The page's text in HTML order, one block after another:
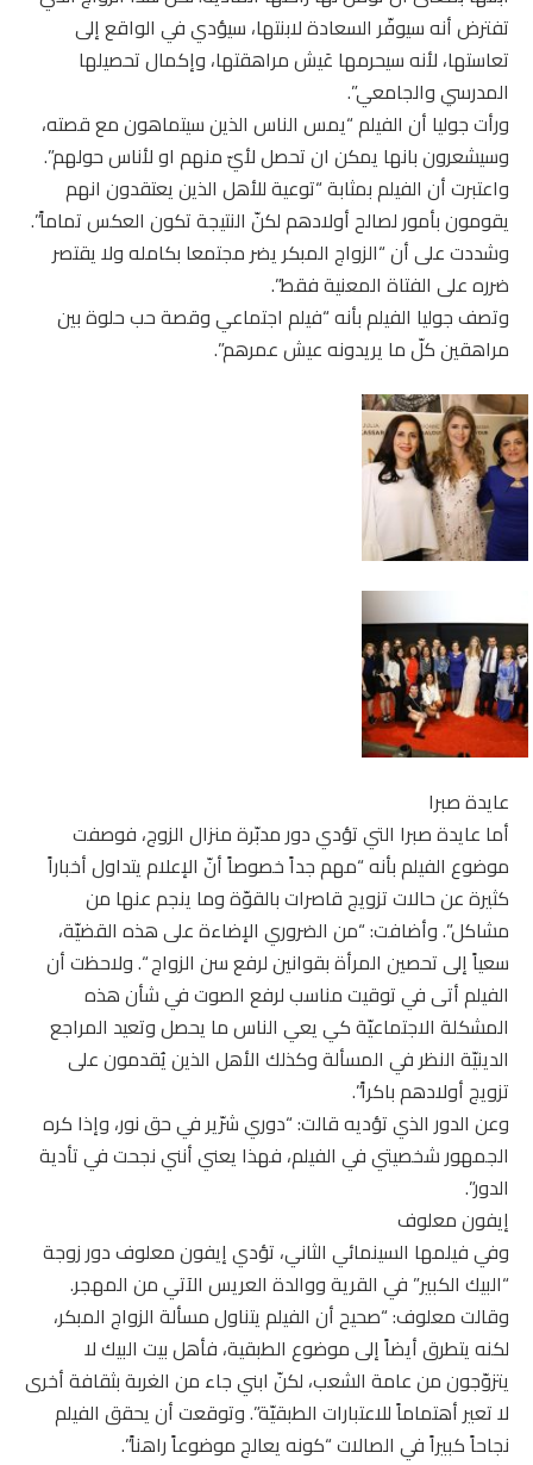
تفترض أنه سيوفّر السعادة لابنتها، سيؤدي في الواقع إلى
تعاستها، لأنه سيحرمها عَيش مراهقتها، وإكمال تحصيلها
المدرسي والجامعي”.
ورأت جوليا أن الفيلم “يمس الناس الذين سيتماهون مع قصته،
وسيشعرون بانها يمكن ان تحصل لأيّ منهم او لأناس حولهم”.
واعتبرت أن الفيلم بمثابة “توعية للأهل الذين يعتقدون انهم
يقومون بأمور لصالح أولادهم لكنّ النتيجة تكون العكس تماماً”.
وشددت على أن “الزواج المبكر يضر مجتمعا بكامله ولا يقتصر
ضرره على الفتاة المعنية فقط”.
وتصف جوليا الفيلم بأنه “فيلم اجتماعي وقصة حب حلوة بين
مراهقين كلّ ما يريدونه عيش عمرهم”.
عايدة صبرا
أما عايدة صبرا التي تؤدي دور مدبّرة منزال الزوج، فوصفت
موضوع الفيلم بأنه “مهم جداً خصوصاً أنّ الإعلام يتداول أخباراً
كثيرة عن حالات تزويج قاصرات بالقوّة وما ينجم عنها من
مشاكل”. وأضافت: “من الضروري الإضاءة على هذه القضيّة،
سعياً إلى تحصين المرأة بقوانين لرفع سن الزواج “. ولاحظت أن
الفيلم أتى في توقيت مناسب لرفع الصوت في شأن هذه
المشكلة الاجتماعيّة كي يعي الناس ما يحصل وتعيد المراجع
الدينيّة النظر في المسألة وكذلك الأهل الذين يُقدمون على
تزويج أولادهم باكراً”.
وعن الدور الذي تؤديه قالت: “دوري شرّير في حق نور، وإذا كره
الجمهور شخصيتي في الفيلم، فهذا يعني أنني نجحت في تأدية
الدور”.
إيفون معلوف
وفي فيلمها السينمائي الثاني، تؤدي إيفون معلوف دور زوجة
“البيك الكبير” في القرية ووالدة العريس الآتي من المهجر.
وقالت معلوف: “صحيح أن الفيلم يتناول مسألة الزواج المبكر،
لكنه يتطرق أيضاً إلى موضوع الطبقية، فأهل بيت البيك لا
يتزوّجون من عامة الشعب، لكنّ ابني جاء من الغربة بثقافة أخرى
لا تعير أهتماماً للاعتبارات الطبقيّة”. وتوقعت أن يحقق الفيلم
نجاحاً كبيراً في الصالات “كونه يعالج موضوعاً راهناً”.